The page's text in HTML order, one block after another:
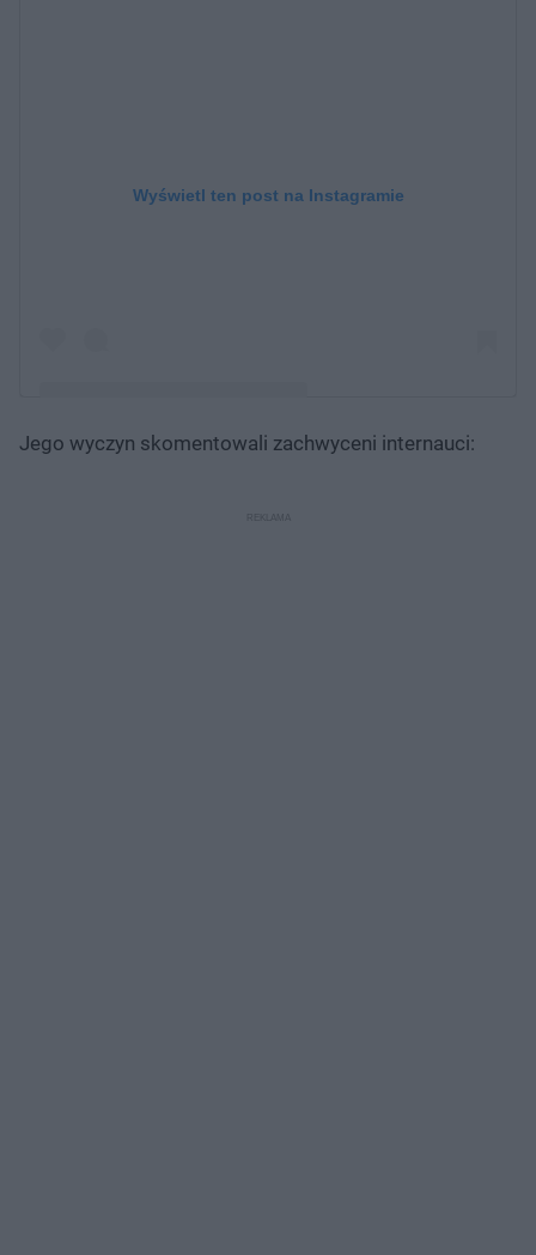
Wyświetl ten post na Instagramie
Jego wyczyn skomentowali zachwyceni internauci: